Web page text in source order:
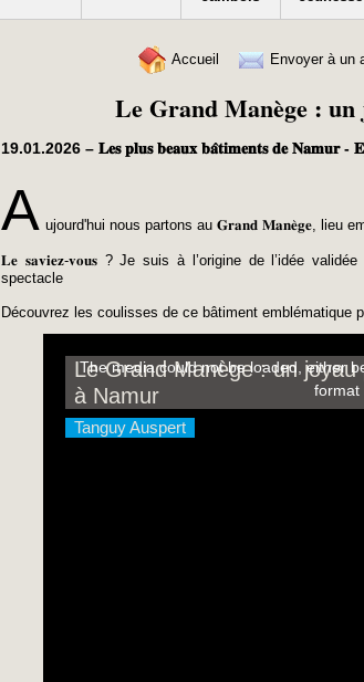
Accueil Envoyer à un
Le Grand Manège :
19.01.2026 – 𝐋𝐞𝐬 𝐩𝐥𝐮𝐬 𝐛𝐞𝐚𝐮𝐱 𝐛𝐚̂𝐭𝐢𝐦𝐞𝐧𝐭𝐬 𝐝𝐞 𝐍𝐚𝐦𝐮𝐫 -
A ujourd'hui nous partons au 𝐆𝐫𝐚𝐧𝐝 𝐌𝐚𝐧𝐞̀𝐠𝐞, lieu
𝐋𝐞 𝐬𝐚𝐯𝐢𝐞𝐳-𝐯𝐨𝐮𝐬 ? Je suis à l’origine de l’idée
spectacle
Découvrez les coulisses de ce bâtiment emblématique